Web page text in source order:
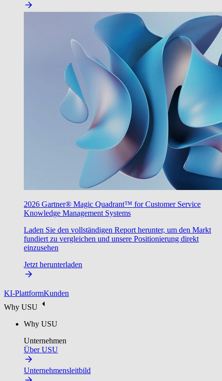
2026 Gartner® Magic Quadrant™ for Customer Service
Knowledge Management Systems
Laden Sie den vollständigen Report herunter, um den Markt
fundiert zu vergleichen und unsere Positionierung direkt
einzusehen
Jetzt herunterladen
KI-PlattformKunden
Why USU
Why USU
Unternehmen
Über USU
Unternehmensleitbild